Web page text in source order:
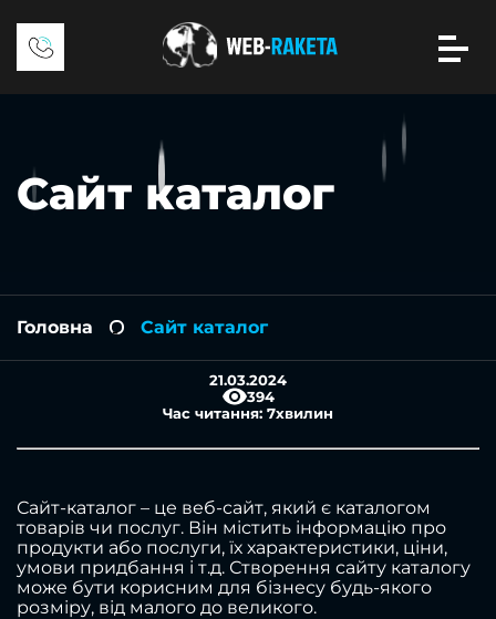
Сайт каталог
Головна - Сайт каталог
21.03.2024
394
Час читання: 7хвилин
Сайт-каталог – це веб-сайт, який є каталогом
товарів чи послуг. Він містить інформацію про
продукти або послуги, їх характеристики, ціни,
умови придбання і т.д. Створення сайту каталогу
може бути корисним для бізнесу будь-якого
розміру, від малого до великого.